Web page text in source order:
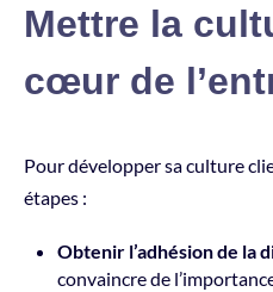
Mettre la
cœur de
Pour développer sa culture
étapes :
Obtenir l’adhésion de la
convaincre de